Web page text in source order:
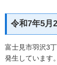
令和7年5月
富士見市羽沢3
発生しています。